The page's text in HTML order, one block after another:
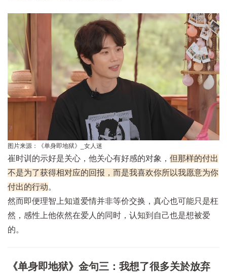
图片来源：《单身即地狱》_女人迷
崔时训的示好是关心，他关心有好感的对象， 但那样的付出
不是为了获得相对应的回报，而是我喜欢你所以我愿意为你
付出的行动。
然而即便理智上知道爱情并非等价交换，真心也可能只是枉
然，感性上他依然在爱人的同时，认知到自己也是想被爱
的。
《单身即地狱》金句三：我想了很多关於放弃